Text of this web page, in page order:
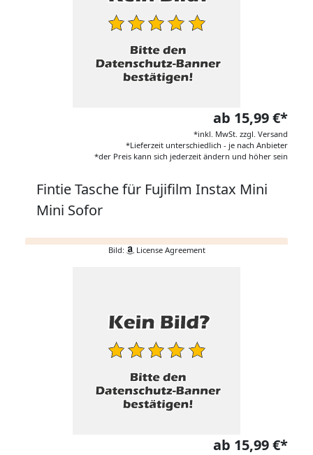
ab 15,99 €*
*inkl. MwSt. zzgl. Versand
*Lieferzeit unterschiedlich - je nach Anbieter
*der Preis kann sich jederzeit ändern und höher sein
Fintie Tasche für Fujifilm Instax Mini
Mini Sofor
Bild: License Agreement
ab 15,99 €*